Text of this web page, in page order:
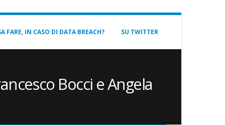
FARE, IN CASO DI DATA BREACH? SU TWITTER
Bocci e Angela